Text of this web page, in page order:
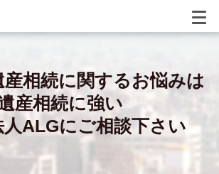
産相続に関するお悩みは
産相続に強い
人ALGにご相談下さい